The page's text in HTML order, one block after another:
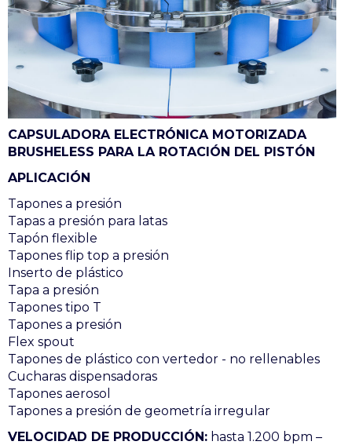
CAPSULADORA ELECTRÓNICA MOTORIZADA
BRUSHELESS PARA LA ROTACIÓN DEL PISTÓN
APLICACIÓN
Tapones a presión
Tapas a presión para latas
Tapón flexible
Tapones flip top a presión
Inserto de plástico
Tapa a presión
Tapones tipo T
Tapones a presión
Flex spout
Tapones de plástico con vertedor - no rellenables
Cucharas dispensadoras
Tapones aerosol
Tapones a presión de geometría irregular
VELOCIDAD DE PRODUCCIÓN: hasta 1.200 bpm –